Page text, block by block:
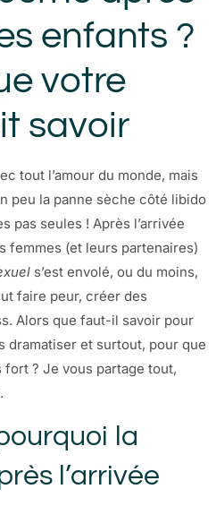
enfants ?
votre
savoir
tout l’amour du monde, mais
peu la panne sèche côté libido
pas seules ! Après l’arrivée
femmes (et leurs partenaires)
s’est envolé, ou du moins,
faire peur, créer des
Alors que faut-il savoir pour
dramatiser et surtout, pour que
fort ? Je vous partage tout,
la
l’arrivée